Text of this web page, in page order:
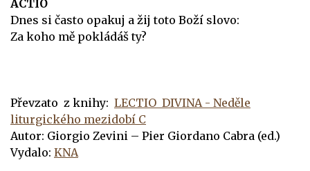
ACTIO
Dnes si často opakuj a žij toto Boží slovo:
Za koho mě pokládáš ty?
Převzato z knihy: LECTIO DIVINA - Neděle
liturgického mezidobí C
Autor: Giorgio Zevini – Pier Giordano Cabra (ed.)
Vydalo: KNA